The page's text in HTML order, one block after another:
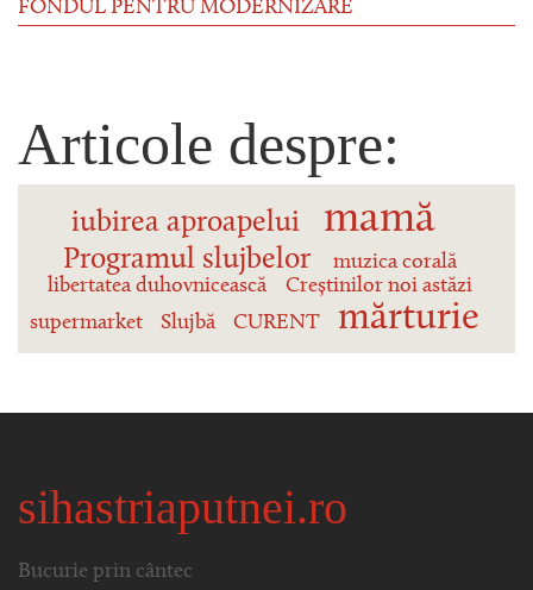
FONDUL PENTRU MODERNIZARE
Articole despre:
iubirea aproapelui mamă
Programul slujbelor
muzica corală
libertatea duhovnicească
Creștinilor noi astăzi
supermarket
Slujbă CURENT mărturie
sihastriaputnei.ro
Bucurie prin cântec